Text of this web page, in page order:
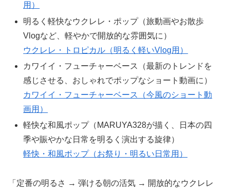
用）
明るく軽快なウクレレ・ポップ（旅動画やお散歩
Vlogなど、軽やかで開放的な雰囲気に）
ウクレレ・トロピカル（明るく軽いVlog用）
カワイイ・フューチャーベース（最新のトレンドを
感じさせる、おしゃれでポップなショート動画に）
カワイイ・フューチャーベース（今風のショート動
画用）
軽快な和風ポップ（MARUYA328が描く、日本の四
季や賑やかな日常を明るく演出する旋律）
軽快・和風ポップ（お祭り・明るい日常用）
「定番の明るさ → 弾ける朝の活気 → 開放的なウクレレ